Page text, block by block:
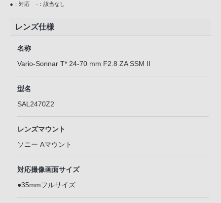
●：対応 -：該当なし
レンズ仕様
名称
Vario-Sonnar T* 24-70 mm F2.8 ZA SSM II
型名
SAL2470Z2
レンズマウント
ソニー Aマウント
対応撮像画面サイズ
●35mmフルサイズ